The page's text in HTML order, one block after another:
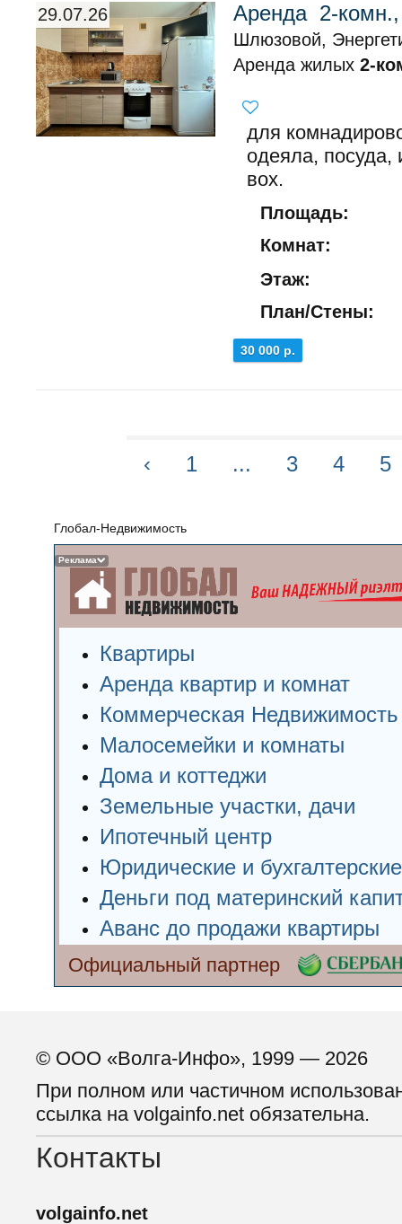
29.07.26 Аренда 2-
Шлюзовой,
Аренда жилых 2-
для
одеяла, посуда,
вох.
Площадь:
Комнат:
Этаж:
План/Стены:
30 000 р.
‹ 1 ... 3 4 5
Реклама
Глобал-Недвижимость
Квартиры
Аренда квартир и комнат
Коммерческая Недвижимость
Малосемейки и комнаты
Дома и коттеджи
Земельные участки, дачи
Ипотечный центр
Юридические и
Деньги под материнский
Аванс до продажи квартиры
Официальный партнер
© ООО «Волга-Инфо», 1999 — 2026
При полном или частичном
ссылка на volgainfo.net обязательна.
Контакты
volgainfo.net